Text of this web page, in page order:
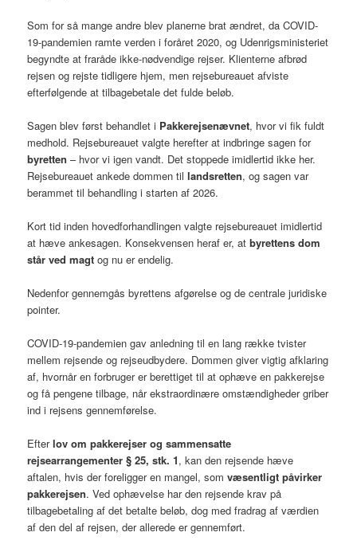
Som for så mange andre blev planerne brat ændret, da COVID-
19-pandemien ramte verden i foråret 2020, og Udenrigsministeriet
begyndte at fraråde ikke-nødvendige rejser. Klienterne afbrød
rejsen og rejste tidligere hjem, men rejsebureauet afviste
efterfølgende at tilbagebetale det fulde beløb.
Sagen blev først behandlet i Pakkerejsenævnet, hvor vi fik fuldt
medhold. Rejsebureauet valgte herefter at indbringe sagen for
byretten – hvor vi igen vandt. Det stoppede imidlertid ikke her.
Rejsebureauet ankede dommen tillandsretten, og sagen var
berammet til behandling i starten af 2026.
Kort tid inden hovedforhandlingen valgte rejsebureauet imidlertid
at hæve ankesagen. Konsekvensen heraf er, atbyrettens dom
står ved magt og nu er endelig.
Nedenfor gennemgås byrettens afgørelse og de centrale juridiske
pointer.
COVID-19-pandemien gav anledning til en lang række tvister
mellem rejsende og rejseudbydere. Dommen giver vigtig afklaring
af, hvornår en forbruger er berettiget til at ophæve en pakkerejse
og få pengene tilbage, når ekstraordinære omstændigheder griber
ind i rejsens gennemførelse.
Efterlov om pakkerejser og sammensatte
rejsearrangementer § 25, stk. 1, kan den rejsende hæve
aftalen, hvis der foreligger en mangel, somvæsentligt påvirker
pakkerejsen. Ved ophævelse har den rejsende krav på
tilbagebetaling af det betalte beløb, dog med fradrag af værdien
af den del af rejsen, der allerede er gennemført.